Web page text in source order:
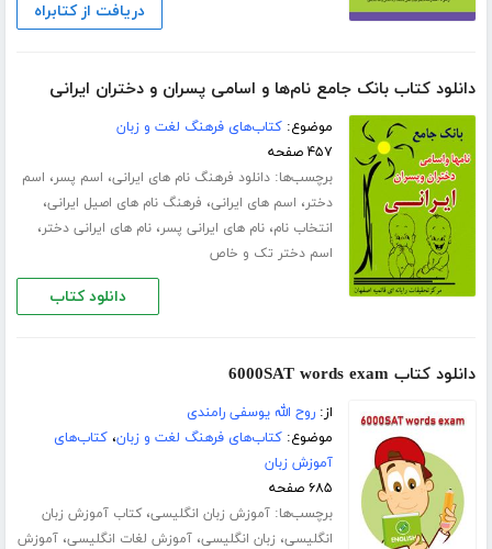
دریافت از کتابراه
دانلود کتاب بانک جامع نام‌ها و اسامی پسران و دختران ایرانی
موضوع:کتاب‌های فرهنگ لغت و زبان
۴۵۷ صفحه
برچسب‌ها:دانلود فرهنگ نام های ایرانی، اسم پسر، اسم
دختر، اسم های ایرانی، فرهنگ نام های اصیل ایرانی،
انتخاب نام،نام های ایرانی پسر،نام های ایرانی دختر،
اسم دختر تک و خاص
دانلود کتاب
دانلود کتاب 6000SAT words exam
از:روح الله یوسفی رامندی
موضوع:کتاب‌های فرهنگ لغت و زبان،کتاب‌های
آموزش زبان
۶۸۵ صفحه
برچسب‌ها:آموزش زبان انگلیسی،کتاب آموزش زبان
انگلیسی، زبان انگلیسی،آموزش لغات انگلیسی،آموزش